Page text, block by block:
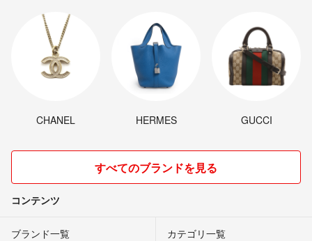
CHANEL HERMES GUCCI
すべてのブランドを見る
コンテンツ
ブランド一覧 カテゴリ一覧